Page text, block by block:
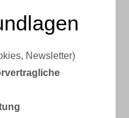
Newsletter)